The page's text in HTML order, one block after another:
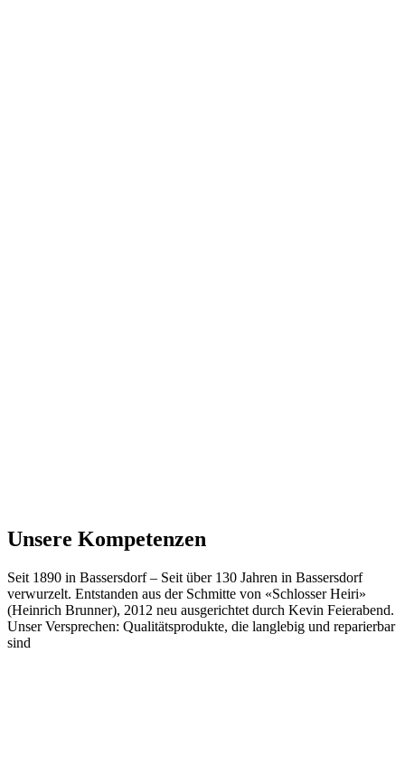
Unsere Kompetenzen
Seit 1890 in Bassersdorf– Seit über 130 Jahren in Bassersdorf
verwurzelt. Entstanden aus der Schmitte von «Schlosser Heiri»
(Heinrich Brunner), 2012 neu ausgerichtet durch Kevin Feierabend.
Unser Versprechen: Qualitätsprodukte, die langlebig und reparierbar
sind